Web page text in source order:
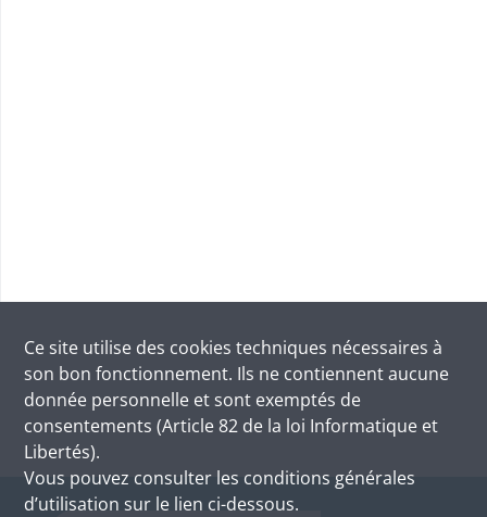
Ce site utilise des cookies techniques nécessaires à
son bon fonctionnement. Ils ne contiennent aucune
donnée personnelle et sont exemptés de
consentements (Article 82 de la loi Informatique et
Libertés).
Vous pouvez consulter les conditions générales
d’utilisation sur le lien ci-dessous.